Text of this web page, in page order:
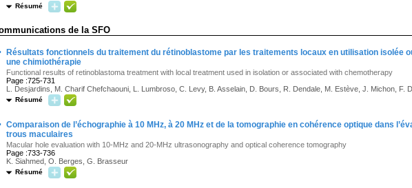
Résumé
de la SFO
Résultats fonctionnels du traitement du rétinoblastome par les traitements locaux en utilisation isolée
une chimiothérapie
Functional results of retinoblastoma treatment with local treatment used in isolation or associated with chemotherapy
Page :725-731
L. Desjardins, M. Charif Chefchaouni, L. Lumbroso, C. Levy, B. Asselain, D. Bours, R. Dendale, M. Estève, J. Michon, F.
Résumé
Comparaison de l’échographie à 10 MHz, à 20 MHz et de la tomographie en cohérence optique dans
trous maculaires
Macular hole evaluation with 10-MHz and 20-MHz ultrasonography and optical coherence tomography
Page :733-736
K. Siahmed, O. Berges, G. Brasseur
Résumé